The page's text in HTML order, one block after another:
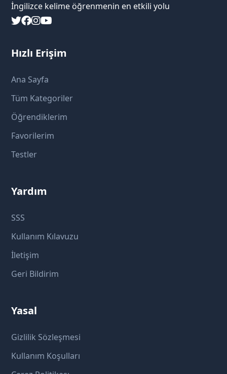
İngilizce kelime öğrenmenin en etkili yolu
Hızlı Erişim
Ana Sayfa
Tüm Kategoriler
Öğrendiklerim
Favorilerim
Testler
Yardım
SSS
Kullanım Kılavuzu
İletişim
Geri Bildirim
Yasal
Gizlilik Sözleşmesi
Kullanım Koşulları